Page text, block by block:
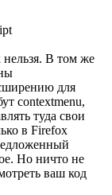
нельзя. В том же
для
contextmenu,
туда свои
в Firefox
Но ничто не
ваш код